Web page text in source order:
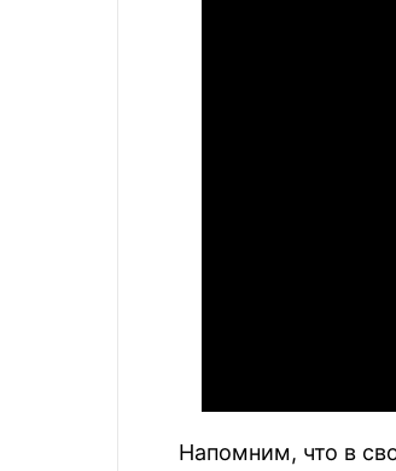
Напомним, что в